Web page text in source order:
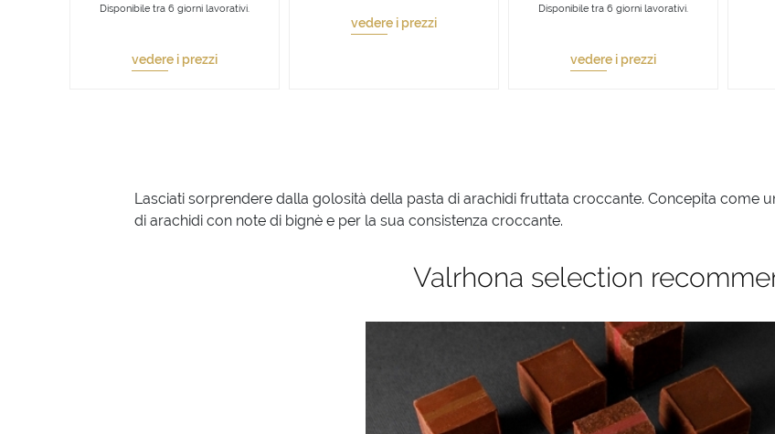
Disponibile tra 6 giorni lavorativi.
vedere i prezzi
vedere i prezzi
Disponibile tra 6 giorni lavorativi.
vedere i prezzi
Lasciati sorprendere dalla golosità della pasta di arachidi fruttata croccante. Concepita come
di arachidi con note di bignè e per la sua consistenza croccante.
Valrhona selection